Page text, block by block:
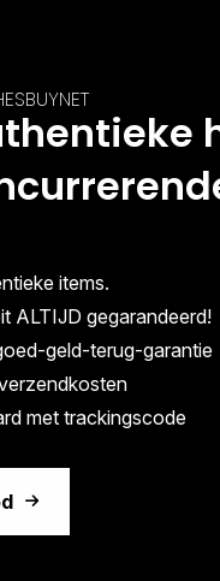
items.
ALTIJD gegarandeerd!
geld-terug-garantie
met trackingscode